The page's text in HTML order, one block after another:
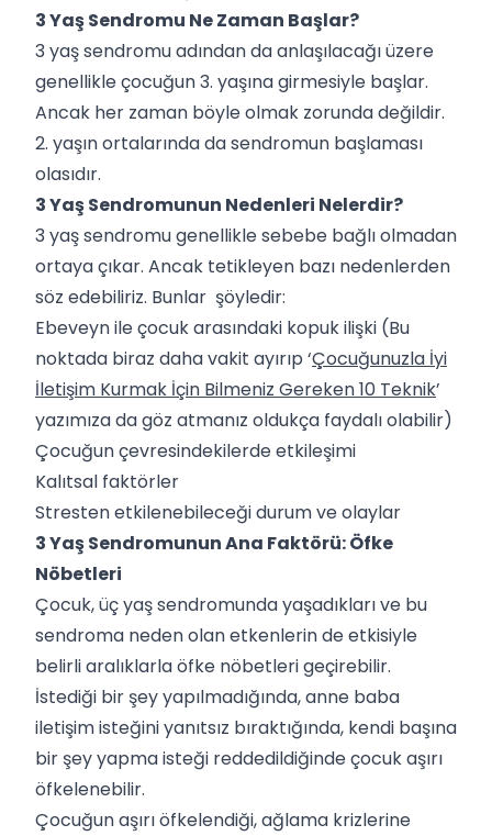
3 Yaş Sendromu Ne Zaman Başlar?
3 yaş sendromu adından da anlaşılacağı üzere
genellikle çocuğun 3. yaşına girmesiyle başlar.
Ancak her zaman böyle olmak zorunda değildir.
2. yaşın ortalarında da sendromun başlaması
olasıdır.
3 Yaş Sendromunun Nedenleri Nelerdir?
3 yaş sendromu genellikle sebebe bağlı olmadan
ortaya çıkar. Ancak tetikleyen bazı nedenlerden
söz edebiliriz. Bunlar şöyledir:
Ebeveyn ile çocuk arasındaki kopuk ilişki (Bu
noktada biraz daha vakit ayırıp ‘Çocuğunuzla İyi
İletişim Kurmak İçin Bilmeniz Gereken 10 Teknik’
yazımıza da göz atmanız oldukça faydalı olabilir)
Çocuğun çevresindekilerde etkileşimi
Kalıtsal faktörler
Stresten etkilenebileceği durum ve olaylar
3 Yaş Sendromunun Ana Faktörü: Öfke
Nöbetleri
Çocuk, üç yaş sendromunda yaşadıkları ve bu
sendroma neden olan etkenlerin de etkisiyle
belirli aralıklarla öfke nöbetleri geçirebilir.
İstediği bir şey yapılmadığında, anne baba
iletişim isteğini yanıtsız bıraktığında, kendi başına
bir şey yapma isteği reddedildiğinde çocuk aşırı
öfkelenebilir.
Çocuğun aşırı öfkelendiği, ağlama krizlerine